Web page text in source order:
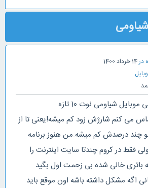
در14 خرداد 1400
من یه گوشی موبایل شیاومی نوت 10 تازه
می کنم شارژش زود کم میشه!یعنی تا از
چند درصدش کم میشه.من هنوز برنامه
فقط در کروم چندتا سایت اینترنت را
کردم 12ساعته باتری خالی شده بی زحمت اول بگید
اگه مشکل داشته باشه اون موقع باید